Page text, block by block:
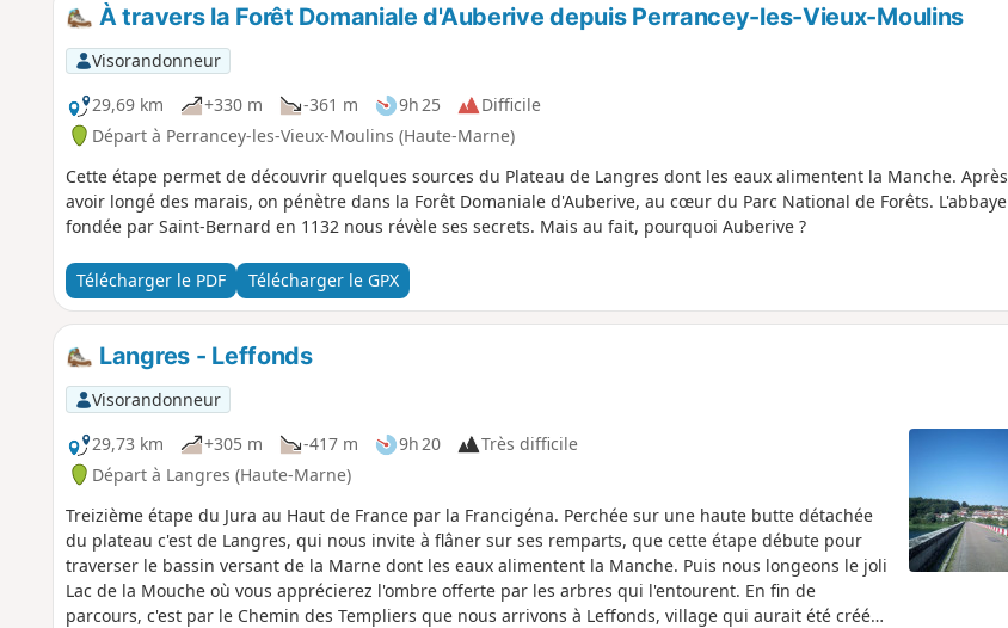
À travers la Forêt Domaniale d'Auberive depuis Perrancey-les-Vieux-Moulins
Visorandonneur
29,69 km
+330 m -361 m 9h 25
Difficile
Départ à Perrancey-les-Vieux-Moulins (Haute-Marne)
Cette étape permet de découvrir quelques sources du Plateau de Langres dont les eaux alimentent la Manche. Après
avoir longé des marais, on pénètre dans la Forêt Domaniale d'Auberive, au cœur du Parc National de Forêts. L'abbaye
fondée par Saint-Bernard en 1132 nous révèle ses secrets. Mais au fait, pourquoi Auberive ?
Télécharger le PDF Télécharger le GPX
Langres - Leffonds
Visorandonneur
29,73 km
+305 m -417 m 9h 20
Très difficile
Départ à Langres (Haute-Marne)
Treizième étape du Jura au Haut de France par la Francigéna. Perchée sur une haute butte détachée
du plateau c'est de Langres, qui nous invite à flâner sur ses remparts, que cette étape débute pour
traverser le bassin versant de la Marne dont les eaux alimentent la Manche. Puis nous longeons le joli
Lac de la Mouche où vous apprécierez l'ombre offerte par les arbres qui l'entourent. En fin de
parcours, c'est par le Chemin des Templiers que nous arrivons à Leffonds, village qui aurait été créé